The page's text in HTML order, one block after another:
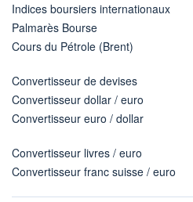
Indices boursiers internationaux
Palmarès Bourse
Cours du Pétrole (Brent)
Convertisseur de devises
Convertisseur dollar / euro
Convertisseur euro / dollar
Convertisseur livres / euro
Convertisseur franc suisse / euro